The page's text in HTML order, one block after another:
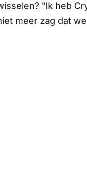
"Ik heb
meer zag dat